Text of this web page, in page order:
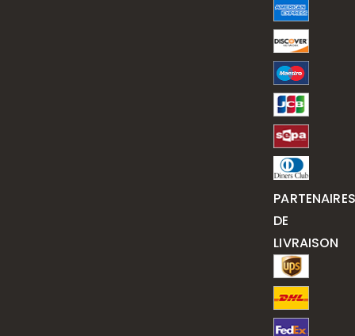
PARTENAIRES
DE
LIVRAISON